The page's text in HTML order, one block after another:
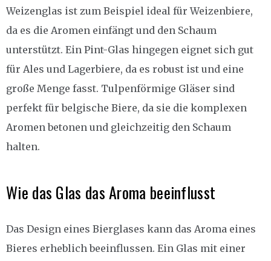
Weizenglas ist zum Beispiel ideal für Weizenbiere,
da es die Aromen einfängt und den Schaum
unterstützt. Ein Pint-Glas hingegen eignet sich gut
für Ales und Lagerbiere, da es robust ist und eine
große Menge fasst. Tulpenförmige Gläser sind
perfekt für belgische Biere, da sie die komplexen
Aromen betonen und gleichzeitig den Schaum
halten.
Wie das Glas das Aroma beeinflusst
Das Design eines Bierglases kann das Aroma eines
Bieres erheblich beeinflussen. Ein Glas mit einer